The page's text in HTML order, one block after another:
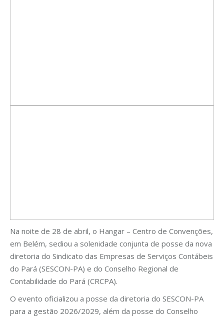
Na noite de 28 de abril, o Hangar – Centro de Convenções,
em Belém, sediou a solenidade conjunta de posse da nova
diretoria do Sindicato das Empresas de Serviços Contábeis
do Pará (SESCON-PA) e do Conselho Regional de
Contabilidade do Pará (CRCPA).
O evento oficializou a posse da diretoria do SESCON-PA
para a gestão 2026/2029, além da posse do Conselho